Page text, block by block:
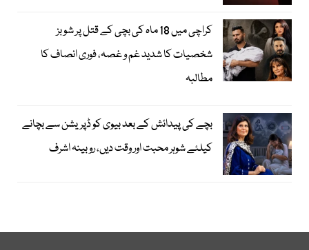
کراچی میں 18 ماہ کی بچی کے قتل پر شوبز
شخصیات کا شدید غم و غصہ، فوری انصاف کا
مطالبہ
بچے کی پیدائش کے بعد بیوی کو ڈپریشن سے بچانے
کیلئے شوہر محبت اور وقت دیں، روبینہ اشرف